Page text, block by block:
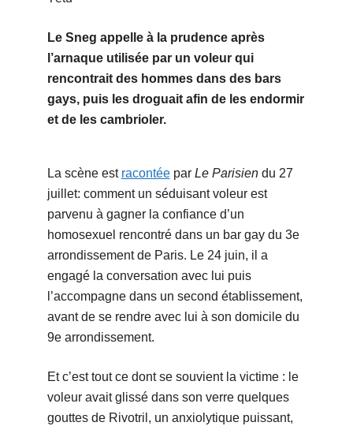
Le Sneg appelle à la prudence après
l’arnaque utilisée par un voleur qui
rencontrait des hommes dans des bars
gays, puis les droguait afin de les endormir
et de les cambrioler.
La scène est racontéepar Le Parisiendu 27
juillet: comment un séduisant voleur est
parvenu à gagner la confiance d’un
homosexuel rencontré dans un bar gay du 3e
arrondissement de Paris. Le 24 juin, il a
engagé la conversation avec lui puis
l’accompagne dans un second établissement,
avant de se rendre avec lui à son domicile du
9e arrondissement.
Et c’est tout ce dont se souvient la victime : le
voleur avait glissé dans son verre quelques
gouttes de Rivotril, un anxiolytique puissant,